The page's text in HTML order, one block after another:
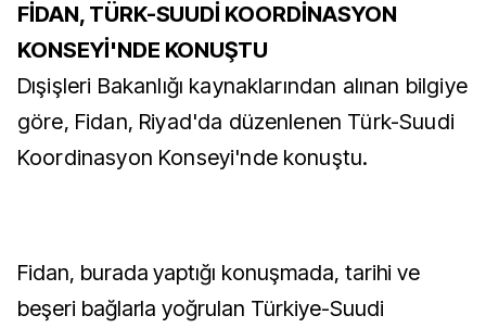
FİDAN, TÜRK-SUUDİ KOORDİNASYON
KONSEYİ'NDE KONUŞTU
Dışişleri Bakanlığı kaynaklarından alınan bilgiye
göre, Fidan, Riyad'da düzenlenen Türk-Suudi
Koordinasyon Konseyi'nde konuştu.
Fidan, burada yaptığı konuşmada, tarihi ve
beşeri bağlarla yoğrulan Türkiye-Suudi